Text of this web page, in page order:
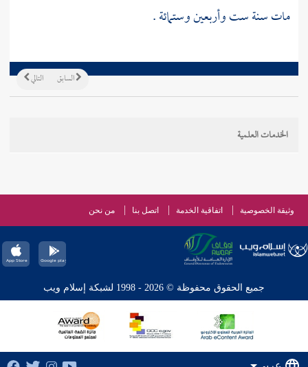
مات سنة ست وأربعين وستمائة .
التالي السابق
الخدمات العلمية
وثيقة الخصوصية اتفاقية الخدمة اتصل بنا من نحن
جميع الحقوق محفوظة © 2026 - 1998 لشبكة إسلام ويب